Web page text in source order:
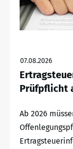
07.08.2026
Prüfpflicht
Ab 2026